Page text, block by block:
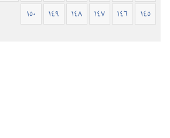
١٤٥
١٤٦ ١٤٧ ١٤٨ ١٤٩ ١٥٠